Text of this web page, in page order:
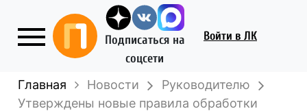
Подписаться на
соцсети
Войти в ЛК
Главная Новости
Руководителю
Утверждены новые правила обработки